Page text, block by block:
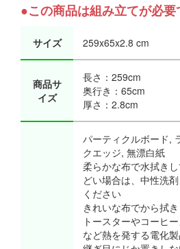
●この商品は組み立てが必要
サイズ 259x65x2.8 cm
商品サ
イズ
長さ：259cm
奥行き：65cm
厚さ：2.8cm
パーティクルボード,
クエッジ, 無漂白紙
柔らかな布で水拭き
どい場合は、中性洗
ください
きれいな布でから拭
トースターやコーヒ
など熱を発する電化